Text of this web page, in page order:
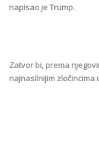
napisao je Trump.
Zatvor bi, prema
najnasilnijim zločincima